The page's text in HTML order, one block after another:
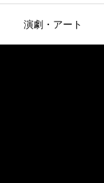
演劇・アート